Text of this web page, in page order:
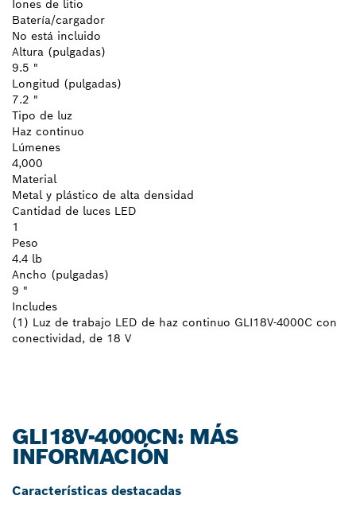
Iones de litio
Batería/cargador
No está incluido
Altura (pulgadas)
9.5 "
Longitud (pulgadas)
7.2 "
Tipo de luz
Haz continuo
Lúmenes
4,000
Material
Metal y plástico de alta densidad
Cantidad de luces LED
1
Peso
4.4 lb
Ancho (pulgadas)
9 "
Includes
(1) Luz de trabajo LED de haz continuo GLI18V-4000C con
conectividad, de 18 V
GLI18V-4000CN: MÁS
INFORMACIÓN
Características destacadas